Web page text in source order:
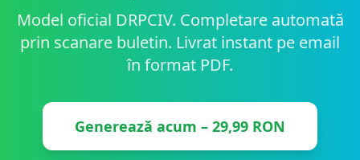
Model oficial DRPCIV. Completare automată
prin scanare buletin. Livrat instant pe email
în format PDF.
Generează acum – 29,99 RON